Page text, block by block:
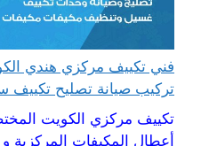
تركيب صيانة تصليح تكييف
تكييف مركزي الكويت
أعطال المكيفات المركزية